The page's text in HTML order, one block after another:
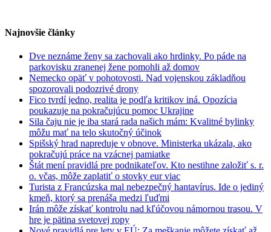
Najnovšie články
Dve neznáme ženy sa zachovali ako hrdinky. Po páde na
parkovisku zranenej žene pomohli až domov
Nemecko opäť v pohotovosti. Nad vojenskou základňou
spozorovali podozrivé drony
Fico tvrdí jedno, realita je podľa kritikov iná. Opozícia
poukazuje na pokračujúcu pomoc Ukrajine
Sila čaju nie je iba stará rada našich mám: Kvalitné bylinky
môžu mať na telo skutočný účinok
Spišský hrad napreduje v obnove. Ministerka ukázala, ako
pokračujú práce na vzácnej pamiatke
Štát mení pravidlá pre podnikateľov. Kto nestihne založiť s. r.
o. včas, môže zaplatiť o stovky eur viac
Turista z Francúzska mal nebezpečný hantavírus. Ide o jediný
kmeň, ktorý sa prenáša medzi ľuďmi
Irán môže získať kontrolu nad kľúčovou námornou trasou. V
hre je pätina svetovej ropy